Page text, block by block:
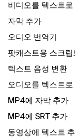
비디오를 텍스트로
자막 추가
오디오 번역기
팟캐스트용 스크립
텍스트 음성 변환
오디오를 텍스트로
MP4에 자막 추가
MP4에 SRT 추가
동영상에 텍스트